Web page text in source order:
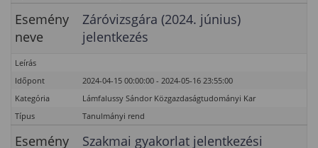
Esemény
neve
Záróvizsgára (2024. június)
jelentkezés
Leírás
Időpont
2024-04-15 00:00:00 - 2024-05-16 23:55:00
Kategória
Lámfalussy Sándor Közgazdaságtudományi Kar
Típus
Tanulmányi rend
Esemény
Szakmai gyakorlat jelentkezési